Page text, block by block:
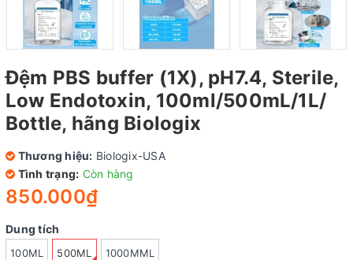
Đệm PBS buffer (1X), pH7.4, Sterile,
Low Endotoxin, 100ml/500mL/1L/
Bottle, hãng Biologix
Thương hiệu: Biologix-USA
Tình trạng: Còn hàng
850.000₫
Dung tích
100ML 500ML 1000MML